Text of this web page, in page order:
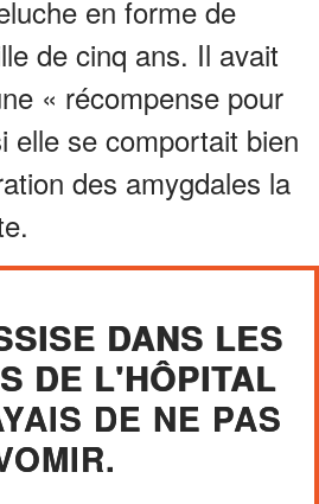
en forme de
de cinq ans. Il avait
« récompense pour
elle se comportait bien
des amygdales la
DANS LES
DE L'HÔPITAL
DE NE PAS